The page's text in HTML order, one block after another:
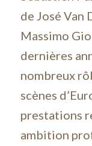
de José Van
Massimo
dernières
nombreux
scènes
prestations
ambition